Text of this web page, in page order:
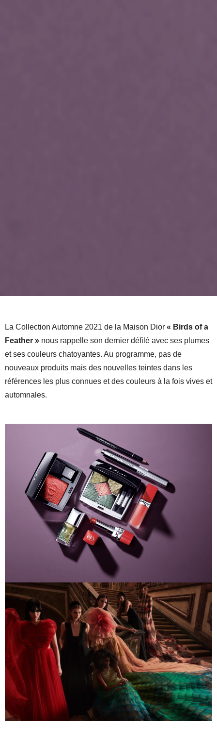
La Collection Automne 2021 de la Maison Dior « Birds of a
Feather » nous rappelle son dernier défilé avec ses plumes
et ses couleurs chatoyantes. Au programme, pas de
nouveaux produits mais des nouvelles teintes dans les
références les plus connues et des couleurs à la fois vives et
automnales.